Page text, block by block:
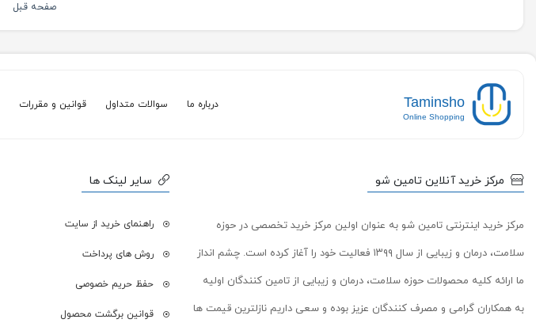
صفحه قبل
Taminsho
Online Shopping
درباره ما سوالات متداول قوانین و مقررات
مرکز خرید آنلاین تامین شو
مرکز خرید اینترنتی تامین شو به عنوان اولین مرکز خرید تخصصی در حوزه
سلامت، درمان و زیبایی از سال ۱۳۹۹ فعالیت خود را آغاز کرده است. چشم انداز
ما ارائه کلیه محصولات حوزه سلامت، درمان و زیبایی از تامین کنندگان اولیه
به همکاران گرامی و مصرف کنندگان عزیز بوده و سعی داریم نازلترین قیمت ها
سایر لینک ها
راهنمای خرید از سایت
روش های پرداخت
حفظ حریم خصوصی
قوانین برگشت محصول